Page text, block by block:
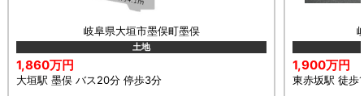
岐阜県大垣市墨俣町墨俣
土地
1,860万円
大垣駅 墨俣 バス20分 停歩3分
1,900万円
東赤坂駅 徒歩